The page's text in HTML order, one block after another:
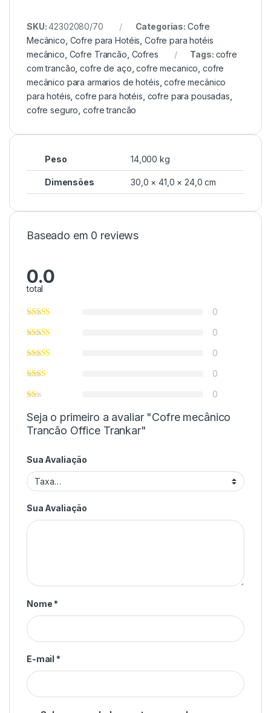
SKU:42302080/70 Categorias: Cofre
Mecânico Cofre para Hotéis Cofre para hotéis
mecânico Cofre Trancão Cofres Tags: cofre
com trancão ,cofre de aço ,cofre mecanico ,cofre
mecânico para armarios de hotéis ,cofre mecânico
para hotéis ,cofre para hotéis cofre para pousadas
cofre seguro ,cofre trancão
Peso 14,000 kg
Dimensões 30,0 × 41,0 × 24,0 cm
Baseado em 0 reviews
0.0
total
0
0
0
0
0
Seja o primeiro a avaliar "Cofre mecânico
Trancão Office Trankar"
Sua Avaliação
Sua Avaliação
Nome *
E-mail *